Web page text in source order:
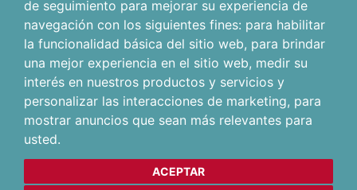
de seguimiento para mejorar su experiencia de
navegación con los siguientes fines: para habilitar
la funcionalidad básica del sitio web, para brindar
una mejor experiencia en el sitio web, medir su
interés en nuestros productos y servicios y
personalizar las interacciones de marketing, para
mostrar anuncios que sean más relevantes para
usted.
ACEPTAR